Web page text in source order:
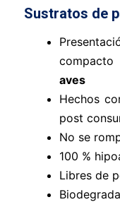
Sustratos de
aves
Hechos
post
No se
100 %
Libres de